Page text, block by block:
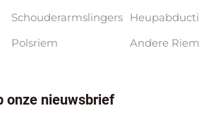
Schouderarmslingers
Polsriem
Andere
onze nieuwsbrief